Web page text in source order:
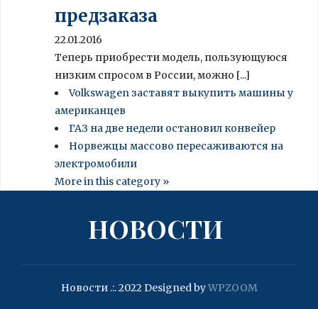
предзаказа
22.01.2016
Теперь приобрести модель, пользующуюся
низким спросом в России, можно [...]
Volkswagen заставят выкупить машины у
американцев
ГАЗ на две недели остановил конвейер
Норвежцы массово пересаживаются на
электромобили
More in this category »
НОВОСТИ
Новости .:. 2022Designed byWPZOOM